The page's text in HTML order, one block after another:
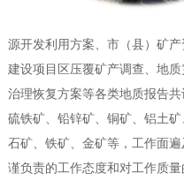
源开发利用方案、市（县）矿
建设项目区压覆矿产调查、地
治理恢复方案等各类地质报告
硫铁矿、铅锌矿、铜矿、铝土
石矿、铁矿、金矿等，工作面
谨负责的工作态度和对工作质